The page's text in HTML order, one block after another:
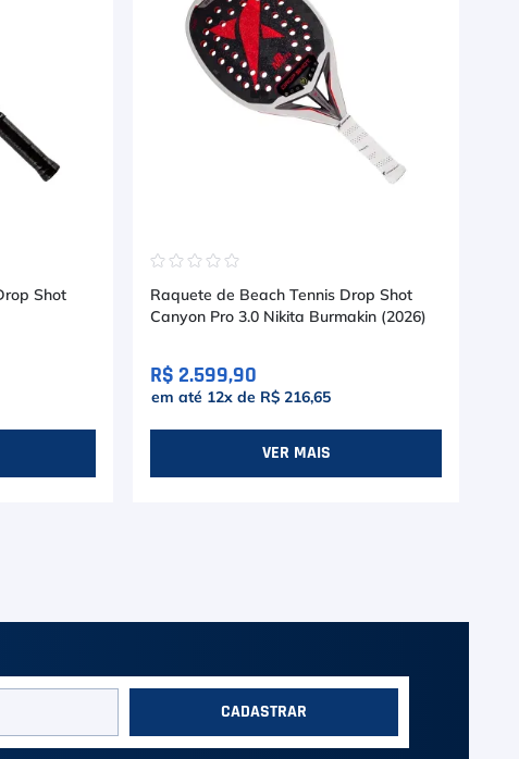
Shot
☆☆☆☆☆
Raquete de Beach Tennis Drop Shot
Canyon Pro 3.0 Nikita Burmakin (2026)
R$ 2.599,90
em até 12x de R$ 216,65
VER MAIS
CADASTRAR